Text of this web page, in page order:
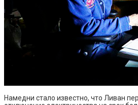
Намедни стало известно, что Ливан